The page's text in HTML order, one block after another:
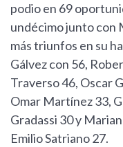
podio en 69
undécimo junto con
más triunfos en su
Gálvez con 56,
Traverso 46, Oscar
Omar Martínez 33,
Gradassi 30 y
Emilio Satriano 27.